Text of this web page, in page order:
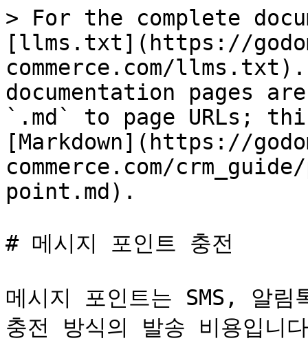
> For the complete
[llms.txt](https://
commerce.com/
documentation pages
`.md` to page URLs;
[Markdown](https://
commerce.com/
point.md).
# 메시지 포인트 충전
메시지 포인트는 SMS, 알
충전 방식의 발송 비용입니